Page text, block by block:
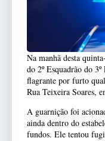
Na manhã desta
do 2º Esquadrão do
flagrante por furto
Rua Teixeira Soares,
A guarnição foi
ainda dentro do
fundos. Ele tentou